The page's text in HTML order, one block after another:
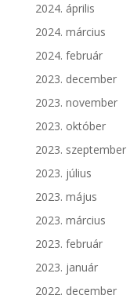
2024. április
2024. március
2024. február
2023. december
2023. november
2023. október
2023. szeptember
2023. július
2023. május
2023. március
2023. február
2023. január
2022. december